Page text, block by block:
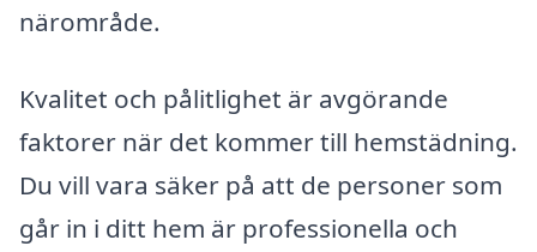
närområde.
Kvalitet och pålitlighet är avgörande
faktorer när det kommer till hemstädning.
Du vill vara säker på att de personer som
går in i ditt hem är professionella och